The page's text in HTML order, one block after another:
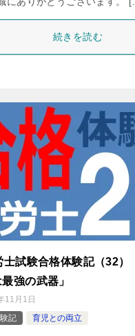
続きを読む
試験合格体験記（32）
強の武器」
11月1日
記
育児との両立